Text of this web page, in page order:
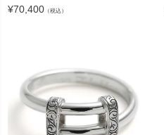
¥70,400 （税込）